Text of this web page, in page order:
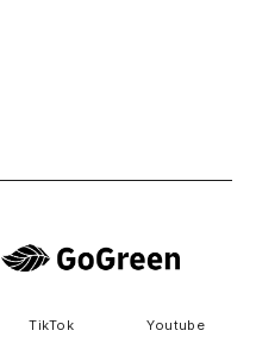
TikTok Youtube